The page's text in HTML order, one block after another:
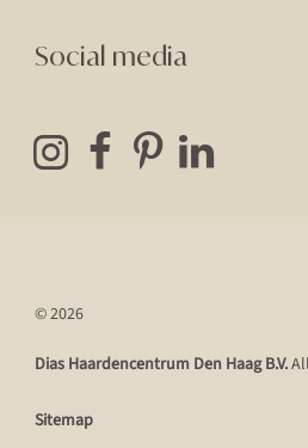
Social media
© 2026
Dias Haardencentrum Den Haag B.V.
Sitemap